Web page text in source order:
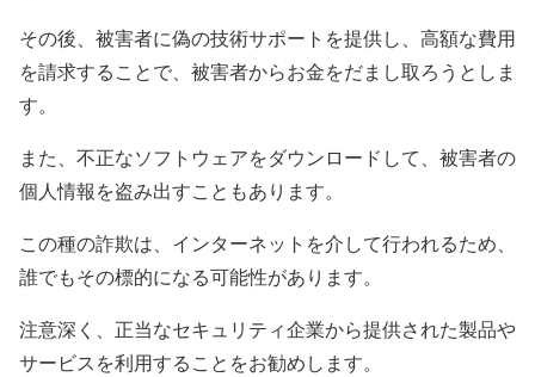
その後、被害者に偽の技術サポートを提供し、高額な費用
を請求することで、被害者からお金をだまし取ろうとしま
す。
また、不正なソフトウェアをダウンロードして、被害者の
個人情報を盗み出すこともあります。
この種の詐欺は、インターネットを介して行われるため、
誰でもその標的になる可能性があります。
注意深く、正当なセキュリティ企業から提供された製品や
サービスを利用することをお勧めします。